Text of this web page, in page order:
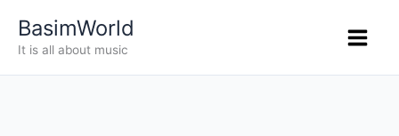
BasimWorld
It is all about music